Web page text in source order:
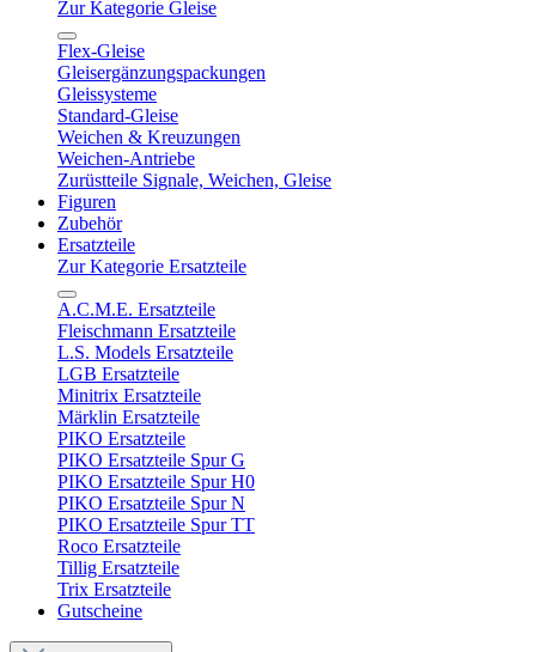
Zur Kategorie Gleise
Flex-Gleise
Gleisergänzungspackungen
Gleissysteme
Standard-Gleise
Weichen & Kreuzungen
Weichen-Antriebe
Zurüstteile Signale, Weichen, Gleise
Figuren
Zubehör
Ersatzteile
Zur Kategorie Ersatzteile
A.C.M.E. Ersatzteile
Fleischmann Ersatzteile
L.S. Models Ersatzteile
LGB Ersatzteile
Minitrix Ersatzteile
Märklin Ersatzteile
PIKO Ersatzteile
PIKO Ersatzteile Spur G
PIKO Ersatzteile Spur H0
PIKO Ersatzteile Spur N
PIKO Ersatzteile Spur TT
Roco Ersatzteile
Tillig Ersatzteile
Trix Ersatzteile
Gutscheine